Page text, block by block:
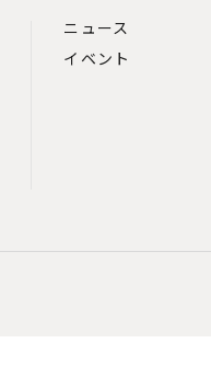
ニュース
イベント